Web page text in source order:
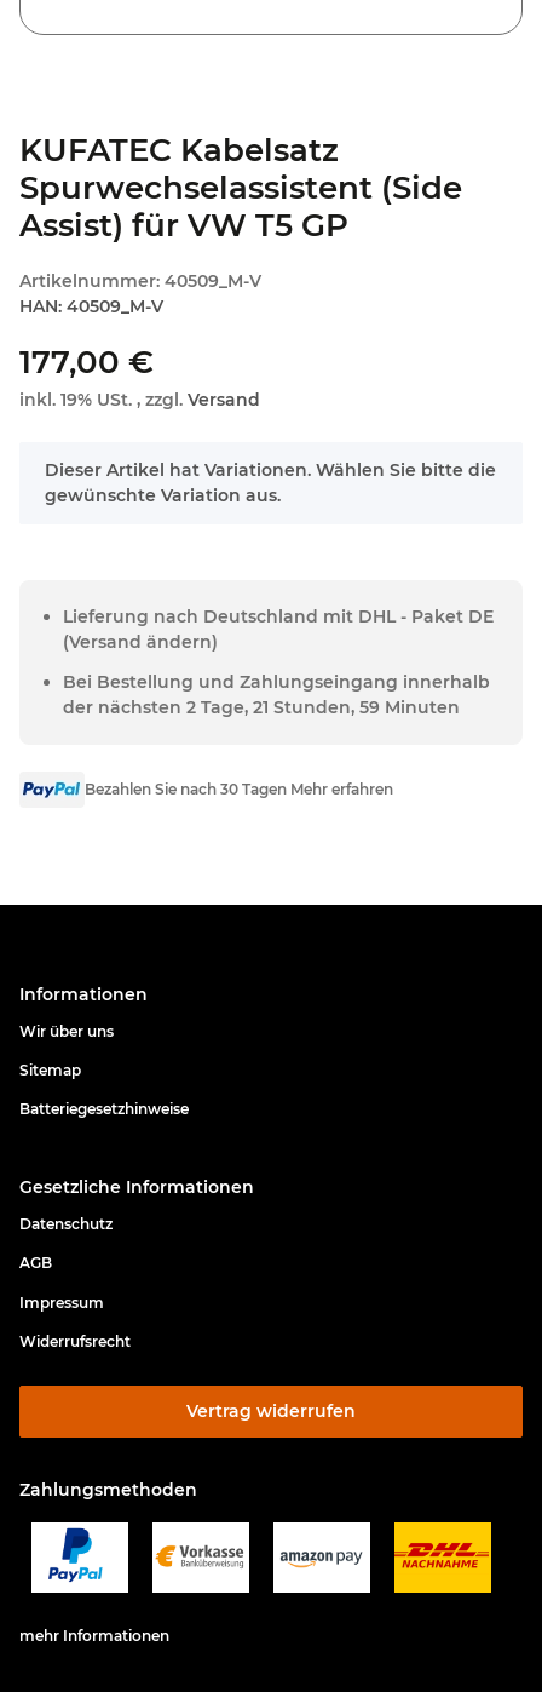
KUFATEC Kabelsatz
Spurwechselassistent (Side
Assist) für VW T5 GP
Artikelnummer: 40509_M-V
HAN: 40509_M-V
177,00 €
inkl. 19% USt. , zzgl. Versand
x
Dieser Artikel hat Variationen. Wählen Sie bitte die
gewünschte Variation aus.
Lieferung nach Deutschland mit DHL - Paket DE
(Versand ändern)
Bei Bestellung und Zahlungseingang innerhalb
der nächsten 2 Tage, 21 Stunden, 59 Minuten
Bezahlen Sie nach 30 Tagen Mehr erfahren
Informationen
Wir über uns
Sitemap
Batteriegesetzhinweise
Gesetzliche Informationen
Datenschutz
AGB
Impressum
Widerrufsrecht
Vertrag widerrufen
Zahlungsmethoden
mehr Informationen